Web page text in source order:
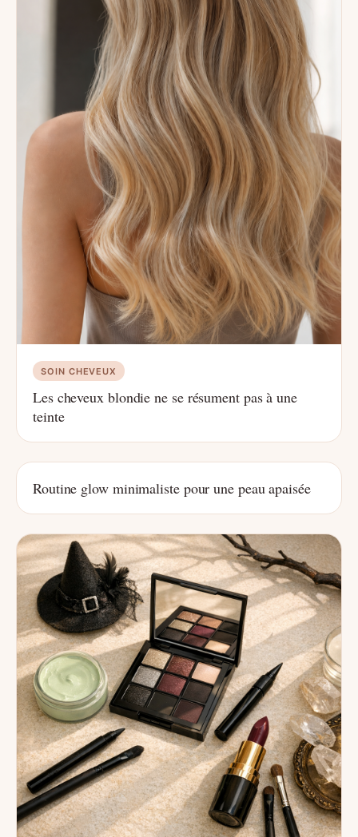
SOIN CHEVEUX
Les cheveux blondie ne se résument pas à une
teinte
Routine glow minimaliste pour une peau apaisée